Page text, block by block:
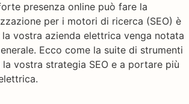
presenza online può fare la
per i motori di ricerca (SEO) è
vostra azienda elettrica venga notata
Ecco come la suite di strumenti
vostra strategia SEO e a portare più